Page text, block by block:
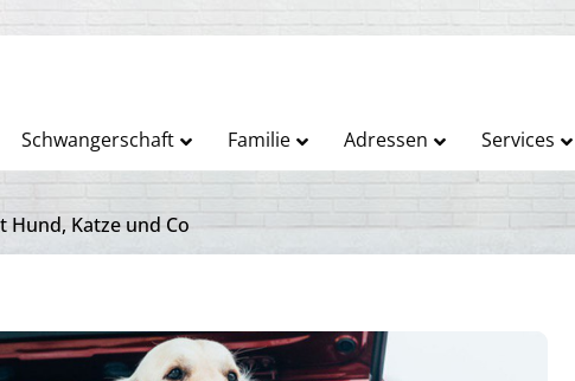
Schwangerschaft Familie Adressen Services
Hund, Katze und Co